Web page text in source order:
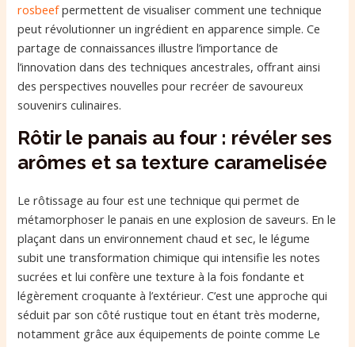
rosbeefpermettent de visualiser comment une technique
peut révolutionner un ingrédient en apparence simple. Ce
partage de connaissances illustre l’importance de
l’innovation dans des techniques ancestrales, offrant ainsi
des perspectives nouvelles pour recréer de savoureux
souvenirs culinaires.
Rôtir le panais au four : révéler ses
arômes et sa texture caramelisée
Le rôtissage au four est une technique qui permet de
métamorphoser le panais en une explosion de saveurs. En le
plaçant dans un environnement chaud et sec, le légume
subit une transformation chimique qui intensifie les notes
sucrées et lui confère une texture à la fois fondante et
légèrement croquante à l’extérieur. C’est une approche qui
séduit par son côté rustique tout en étant très moderne,
notamment grâce aux équipements de pointe comme Le